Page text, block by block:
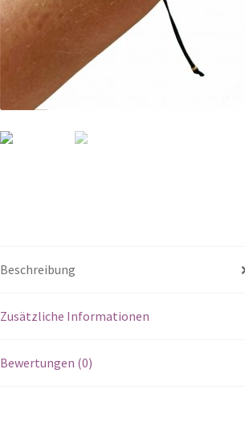
Beschreibung
Zusätzliche Informationen
Bewertungen (0)